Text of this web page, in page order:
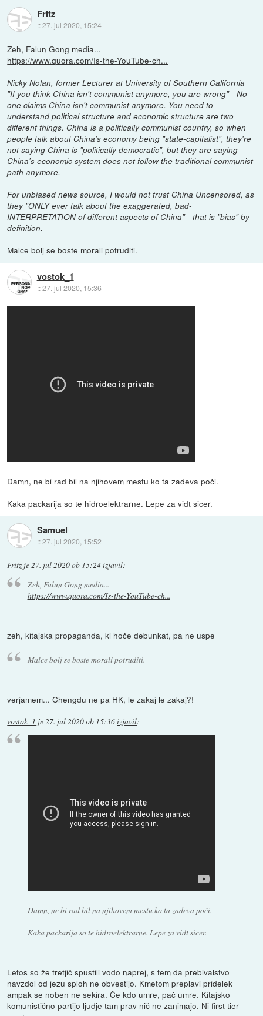
Fritz
::27. jul 2020, 15:24
Zeh, Falun Gong media...
https://www.quora.com/Is-the-YouTube-ch...
Nicky Nolan, former Lecturer at University of Southern California
"If you think China isn't communist anymore, you are wrong" - No
one claims China isn't communist anymore. You need to
understand political structure and economic structure are two
different things. China is a politically communist country, so when
people talk about China's economy being "state-capitalist", they're
not saying China is "politically democratic", but they are saying
China's economic system does not follow the traditional communist
path anymore.
For unbiased news source, I would not trust China Uncensored, as
they "ONLY ever talk about the exaggerated, bad-
INTERPRETATION of different aspects of China" - that is "bias" by
definition.
Malce bolj se boste morali potruditi.
vostok_1
::27. jul 2020, 15:36
Damn, ne bi rad bil na njihovem mestu ko ta zadeva poči.
Kaka packarija so te hidroelektrarne. Lepe za vidt sicer.
Samuel
::27. jul 2020, 15:52
Fritz je27. jul 2020 ob 15:24izjavil:
Zeh, Falun Gong media...
https://www.quora.com/Is-the-YouTube-ch...
zeh, kitajska propaganda, ki hoče debunkat, pa ne uspe
Malce bolj se boste morali potruditi.
verjamem... Chengdu ne pa HK, le zakaj le zakaj?!
vostok_1 je27. jul 2020 ob 15:36izjavil:
Damn, ne bi rad bil na njihovem mestu ko ta zadeva poči.
Kaka packarija so te hidroelektrarne. Lepe za vidt sicer.
Letos so že tretjič spustili vodo naprej, s tem da prebivalstvo
navzdol od jezu sploh ne obvestijo. Kmetom preplavi pridelek
ampak se noben ne sekira. Če kdo umre, pač umre. Kitajsko
komunistično partijo ljudje tam prav nič ne zanimajo. Ni first tier